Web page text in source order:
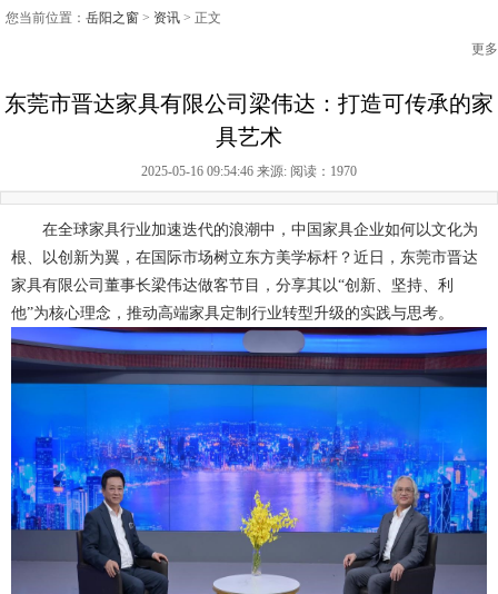
您当前位置： 岳阳之窗 > 资讯 > 正文
更多
东莞市晋达家具有限公司梁伟达：打造可传承的家
具艺术
2025-05-16 09:54:46 来源: 阅读：1970
在全球家具行业加速迭代的浪潮中，中国家具企业如何以文化为
根、以创新为翼，在国际市场树立东方美学标杆？近日，东莞市晋达
家具有限公司董事长梁伟达做客节目，分享其以“创新、坚持、利
他”为核心理念，推动高端家具定制行业转型升级的实践与思考。